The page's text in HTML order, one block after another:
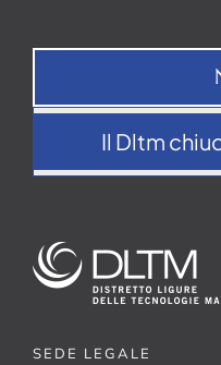
Il Dltm
SEDE LEGALE